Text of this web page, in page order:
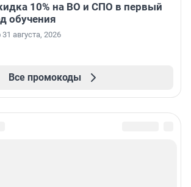
10% на ВО и СПО в первый
обучения
августа, 2026
Все промокоды